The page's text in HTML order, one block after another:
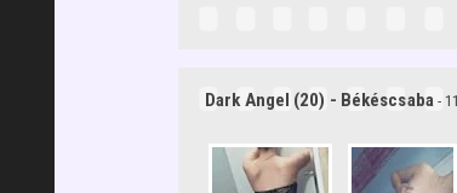
Dark Angel (20) - Békéscsaba -